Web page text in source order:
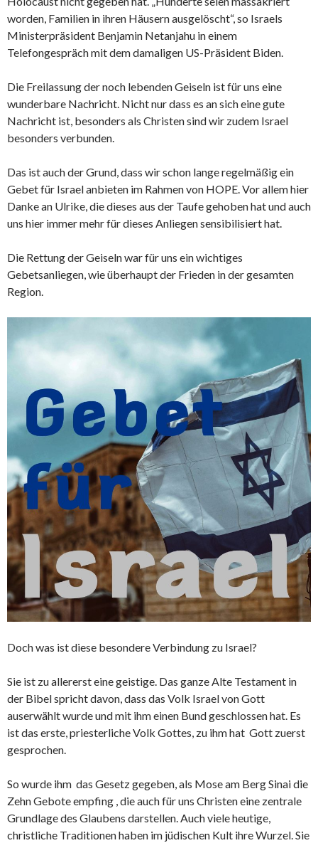
worden, Familien in ihren Häusern ausgelöscht“, so Israels
Ministerpräsident Benjamin Netanjahu in einem
Telefongespräch mit dem damaligen US-Präsident Biden.
Die Freilassung der noch lebenden Geiseln ist für uns eine
wunderbare Nachricht. Nicht nur dass es an sich eine gute
Nachricht ist, besonders als Christen sind wir zudem Israel
besonders verbunden.
Das ist auch der Grund, dass wir schon lange regelmäßig ein
Gebet für Israel anbieten im Rahmen von HOPE. Vor allem hier
Danke an Ulrike, die dieses aus der Taufe gehoben hat und auch
uns hier immer mehr für dieses Anliegen sensibilisiert hat.
Die Rettung der Geiseln war für uns ein wichtiges
Gebetsanliegen, wie überhaupt der Frieden in der gesamten
Region.
Doch was ist diese besondere Verbindung zu Israel?
Sie ist zu allererst eine geistige. Das ganze Alte Testament in
der Bibel spricht davon, dass das Volk Israel von Gott
auserwählt wurde und mit ihm einen Bund geschlossen hat. Es
ist das erste, priesterliche Volk Gottes, zu ihm hat Gott zuerst
gesprochen.
So wurde ihm das Gesetz gegeben, als Mose am Berg Sinai die
Zehn Gebote empfing , die auch für uns Christen eine zentrale
Grundlage des Glaubens darstellen. Auch viele heutige,
christliche Traditionen haben im jüdischen Kult ihre Wurzel. Sie